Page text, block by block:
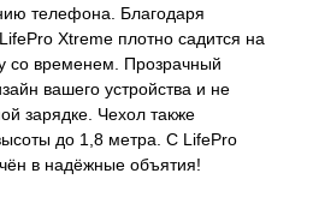
телефона. Благодаря
Xtreme плотно садится на
со временем. Прозрачный
вашего устройства и не
зарядке. Чехол также
до 1,8 метра. С LifePro
в надёжные объятия!